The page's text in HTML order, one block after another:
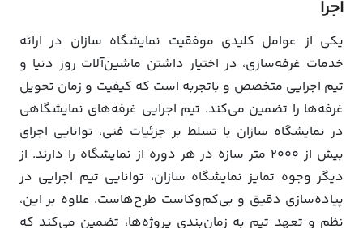
اجرا
یکی از عوامل کلیدی موفقیت نمایشگاه سازان در ارائه
خدمات غرفه‌سازی، در اختیار داشتن ماشین‌آلات روز دنیا و
تیم اجرایی متخصص و باتجربه است که کیفیت و زمان تحویل
غرفه‌ها را تضمین می‌کند. تیم اجرایی غرفه‌های نمایشگاهی
در نمایشگاه سازان با تسلط بر جزئیات فنی، توانایی اجرای
بیش از 2000 متر سازه در هر دوره از نمایشگاه را دارند. از
دیگر وجوه تمایز نمایشگاه سازان، توانایی تیم اجرایی در
پیاده‌سازی دقیق و بی‌کم‌وکاست طرح‌هاست. علاوه بر این،
نظم و تعهد تیم به زمان‌بندی پروژه‌ها، تضمین می‌کند که